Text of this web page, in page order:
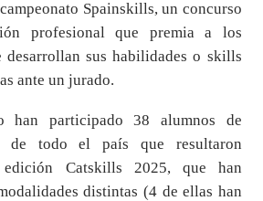
Spainskills, un concurso
profesional que premia a los
desarrollan sus habilidades o skills
ante un jurado.
han participado 38 alumnos de
de todo el país que resultaron
Catskills 2025, que han
distintas (4 de ellas han